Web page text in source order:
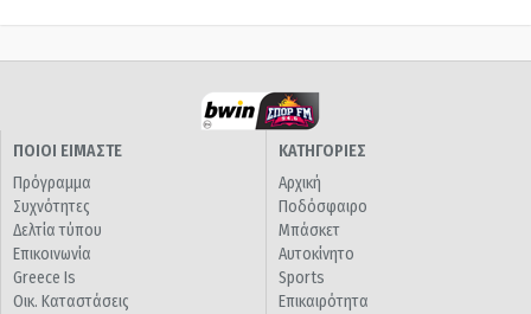
ΠΟΙΟΙ ΕΙΜΑΣΤΕ
Πρόγραμμα
Συχνότητες
Δελτία τύπου
Επικοινωνία
Greece Is
Οικ. Καταστάσεις
ΚΑΤΗΓΟΡΙΕΣ
Αρχική
Ποδόσφαιρο
Μπάσκετ
Αυτοκίνητο
Sports
Επικαιρότητα